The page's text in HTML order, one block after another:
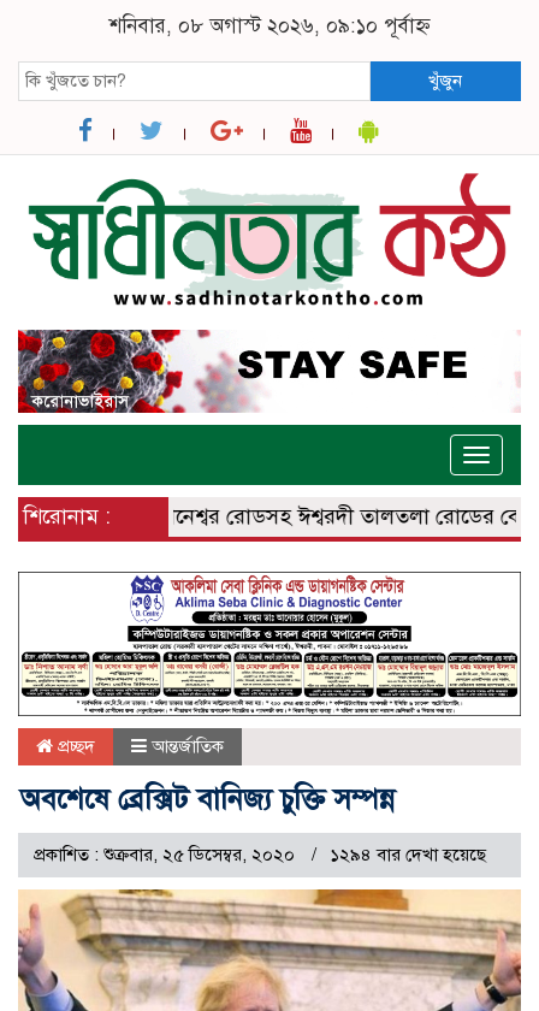
শনিবার, ০৮ অগাস্ট ২০২৬, ০৯:১০ পূর্বাহ্ন
খুঁজুন
Toggle
শিরোনাম :
ঈশ্বরদী – বানেশ্বর রোডসহ ঈশ্বরদী তালতলা রোডের
প্রচ্ছদ আন্তর্জাতিক
অবশেষে ব্রেক্সিট বানিজ্য চুক্তি সম্পন্ন
প্রকাশিত : শুক্রবার, ২৫ ডিসেম্বর, ২০২০ ১২৯৪ বার দেখা হয়েছে